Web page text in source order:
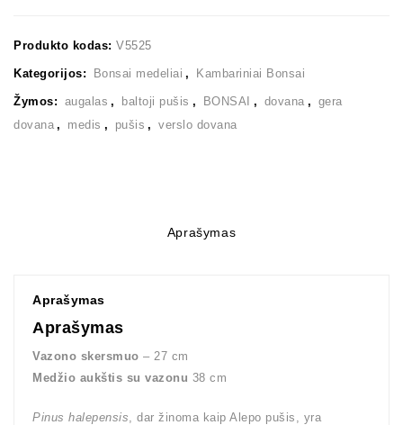
Produkto kodas: V5525
Kategorijos: Bonsai medeliai , Kambariniai Bonsai
Žymos: augalas , baltoji pušis , BONSAI , dovana , gera
dovana , medis , pušis , verslo dovana
Aprašymas
Aprašymas
Aprašymas
Vazono skersmuo – 27 cm
Medžio aukštis su vazonu 38 cm
Pinus halepensis, dar žinoma kaip Alepo pušis, yra